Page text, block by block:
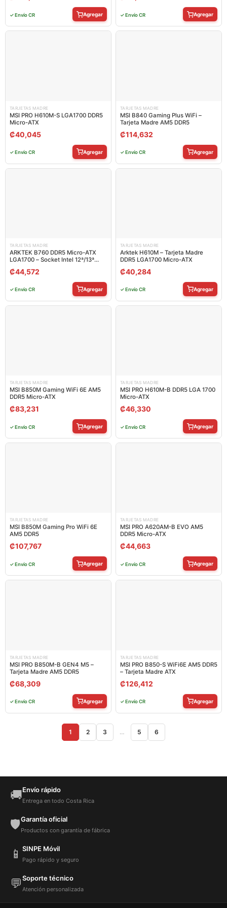
✓ Envío CR Agregar ✓ Envío CR Agregar
TARJETAS MADRE
MSI PRO H610M-S LGA1700 DDR5
Micro-ATX
₡40,045
✓ Envío CR Agregar
TARJETAS MADRE
MSI B840 Gaming Plus WiFi –
Tarjeta Madre AM5 DDR5
₡114,632
✓ Envío CR Agregar
TARJETAS MADRE
ARKTEK B760 DDR5 Micro-ATX
LGA1700 – Socket Intel 12ª/13ª
Gen
₡44,572
✓ Envío CR Agregar
TARJETAS MADRE
Arktek H610M – Tarjeta Madre
DDR5 LGA1700 Micro-ATX
₡40,284
✓ Envío CR Agregar
TARJETAS MADRE
MSI B850M Gaming WiFi 6E AM5
DDR5 Micro-ATX
₡83,231
✓ Envío CR Agregar
TARJETAS MADRE
MSI PRO H610M-B DDR5 LGA 1700
Micro-ATX
₡46,330
✓ Envío CR Agregar
TARJETAS MADRE
MSI B850M Gaming Pro WiFi 6E
AM5 DDR5
₡107,767
✓ Envío CR Agregar
TARJETAS MADRE
MSI PRO A620AM-B EVO AM5
DDR5 Micro-ATX
₡44,663
✓ Envío CR Agregar
TARJETAS MADRE
MSI PRO B850M-B GEN4 M5 –
Tarjeta Madre AM5 DDR5
₡68,309
✓ Envío CR Agregar
TARJETAS MADRE
MSI PRO B850-S WiFi6E AM5 DDR5
– Tarjeta Madre ATX
₡126,412
✓ Envío CR Agregar
1 2 3 … 5 6
🚚Envío rápido
Entrega en todo Costa Rica
🛡️Garantía oficial
Productos con garantía de fábrica
📱 SINPE Móvil
Pago rápido y seguro
💬Soporte técnico
Atención personalizada